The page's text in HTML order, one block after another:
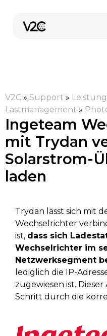
springen
Online-Shop
V2C » Support »
Lastmanagement »
Ingeteam
mit Trydan
Solarstrom-
laden
Trydan lässt sich mit
Wechselrichter
ist, dass sich
Wechselrichter im
Netzwerksegment
lediglich die IP-
zugewiesen ist.
Schritt durch die